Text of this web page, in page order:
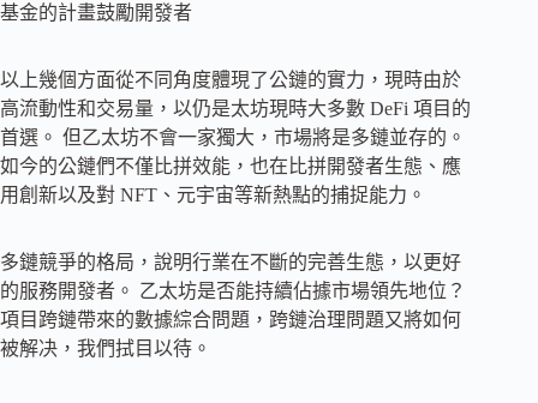
基金的計畫鼓勵開發者
以上幾個方面從不同角度體現了公鏈的實力，現時由於
高流動性和交易量，以仍是太坊現時大多數 DeFi 項目的
首選。 但乙太坊不會一家獨大，市場將是多鏈並存的。
如今的公鏈們不僅比拼效能，也在比拼開發者生態、應
用創新以及對 NFT、元宇宙等新熱點的捕捉能力。
多鏈競爭的格局，說明行業在不斷的完善生態，以更好
的服務開發者。 乙太坊是否能持續佔據市場領先地位？
項目跨鏈帶來的數據綜合問題，跨鏈治理問題又將如何
被解决，我們拭目以待。